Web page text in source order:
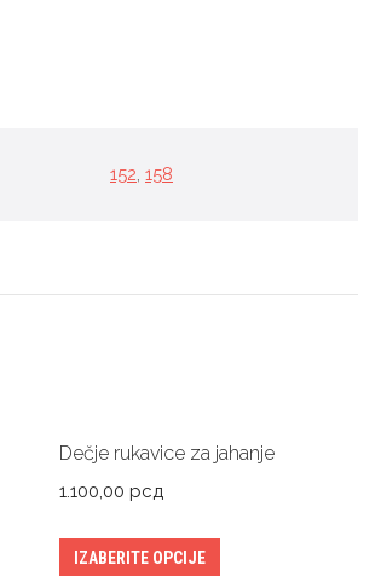
152, 158
Dečje rukavice za jahanje
1.100,00 рсд
IZABERITE OPCIJE